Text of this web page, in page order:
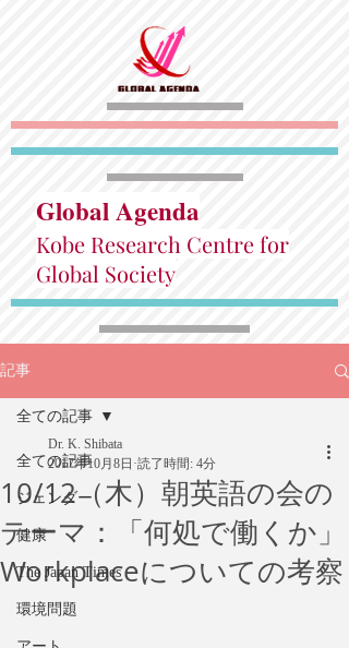
Global Agenda
Kobe Research Centre for
Global Society
記事
全ての記事
ジェンダー
健康
The Japan Times
環境問題
全ての記事
10/12（木）朝英語の会の
テーマ：「何処で働くか」
Workplaceについての考察
Dr. K. Shibata
2017年10月8日 読了時間: 4分